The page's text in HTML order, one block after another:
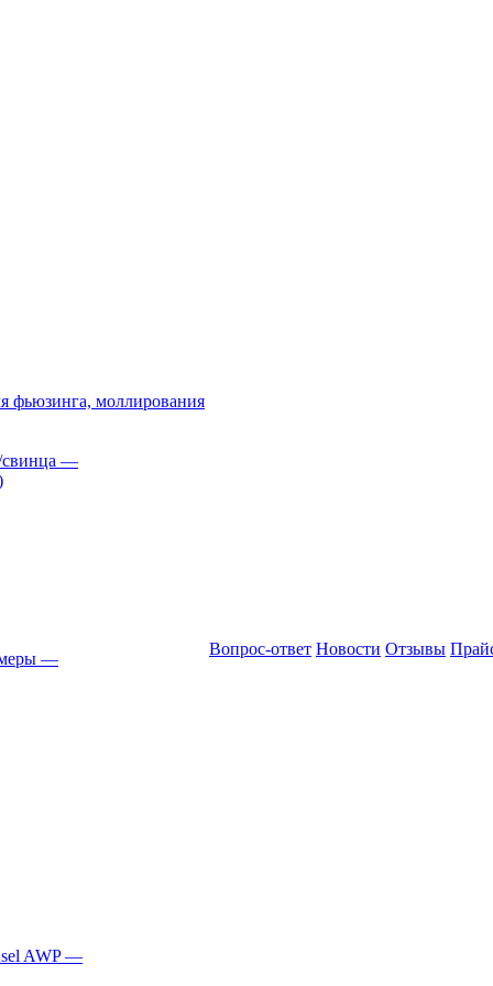
фьюзинга, моллирования
—
—
AWP—
Вопрос-ответ Новости Отзывы